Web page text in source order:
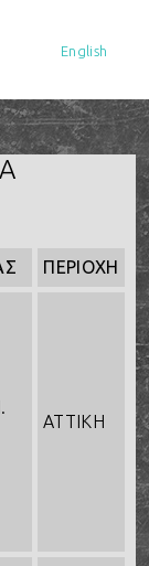
English
ΠΕΡΙΟΧΗ
ΑΤΤΙΚΗ